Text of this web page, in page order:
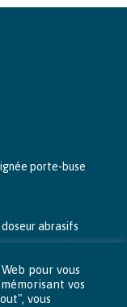
porte-buse
doseur abrasifs
abrasifs
pour vous
vos
vous